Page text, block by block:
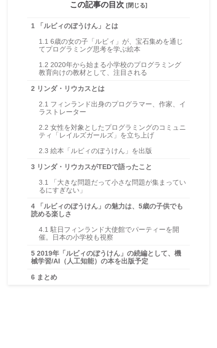
この記事の目次 [閉じる]
1 「ルビィのぼうけん」とは
1.1 6歳の女の子「ルビィ」が、宝石集めを通じ
てプログラミング思考を学ぶ絵本
1.2 2020年から始まる小学校のプログラミング
教育向けの教材として、注目される
2 リンダ・リウカスとは
2.1 フィンランド出身のプログラマー、作家、イ
ラストレーター
2.2 女性を対象としたプログラミングのコミュニ
ティ「レイルズガールズ」を立ち上げ
2.3 絵本「ルビィのぼうけん」を出版
3 リンダ・リウカスがTEDで語ったこと
3.1
「大きな問題だって小さな問題が集まってい
るにすぎない」
4 「ルビィのぼうけん」の魅力は、5歳の子供でも
読める楽しさ
4.1 駐日フィンランド大使館でパーティーを開
催。日本の小学校も視察
5 2019年「ルビィのぼうけん」の続編として、機
械学習/AI（人工知能）の本を出版予定
6 まとめ